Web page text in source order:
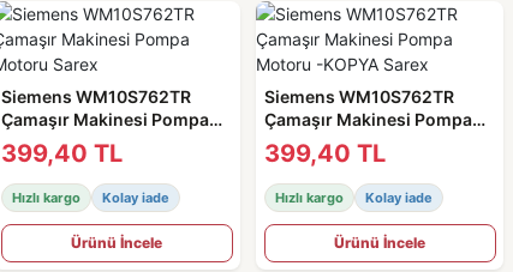
Siemens WM10S762TR
Çamaşır Makinesi Pompa
Motoru Sarex
399,40 TL
Hızlı kargo Kolay iade
Ürünü İncele
Siemens WM10S762TR
Çamaşır Makinesi Pompa
Motoru -KOPYA Sarex
399,40 TL
Hızlı kargo Kolay iade
Ürünü İncele